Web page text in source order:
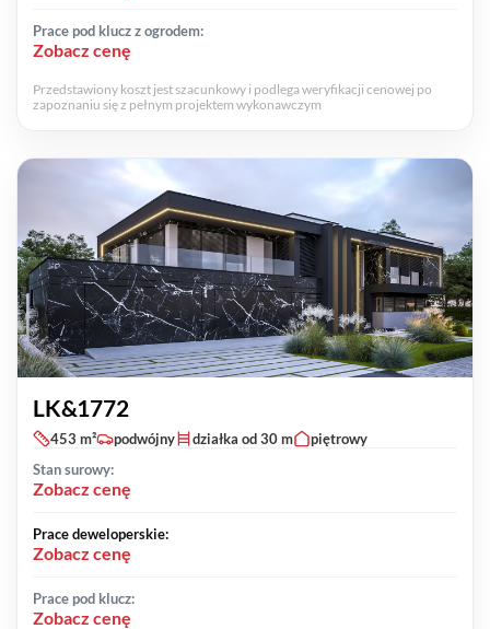
Prace pod klucz z ogrodem:
Zobacz cenę
Przedstawiony koszt jest szacunkowy i podlega weryfikacji cenowej po
zapoznaniu się z pełnym projektem wykonawczym
LK&1772
453 m² podwójny działka od 30 m
piętrowy
Stan surowy:
Zobacz cenę
Prace deweloperskie:
Zobacz cenę
Prace pod klucz:
Zobacz cenę